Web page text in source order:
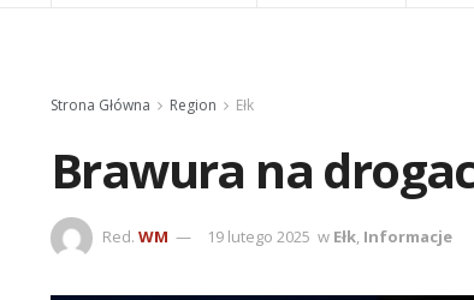
Strona Główna Region Ełk
Brawura na
Red. WM 19 lutego 2025 w Ełk, Informacje